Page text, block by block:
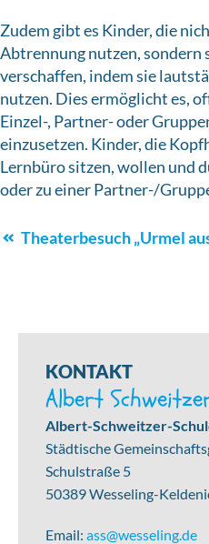
Zudem gibt es Kinder, die
Abtrennung nutzen, sondern
verschaffen, indem sie
nutzen. Dies ermöglicht es,
Einzel-, Partner- oder
einzusetzen. Kinder, die
Lernbüro sitzen, wollen und
oder zu einer Partner-/
Schulleben
Theaterbesuch „Urmel
KONTAKT
Albert
Albert-Schweitzer-
Städtische
Schulstraße 5
50389 Wesseling-
Email: ass@wesseling.de